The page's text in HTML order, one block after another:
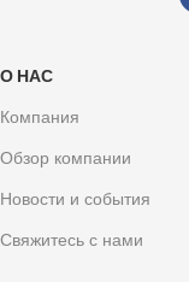
О НАС
Компания
Обзор компании
Новости и события
Свяжитесь с нами